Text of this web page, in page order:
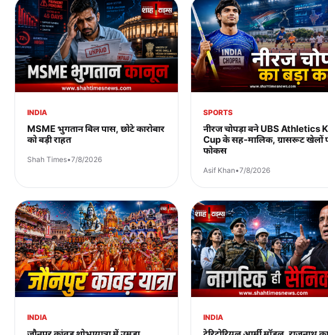
INDIA
MSME भुगतान बिल पास, छोटे कारोबार
को बड़ी राहत
Shah Times•7/8/2026
SPORTS
नीरज चोपड़ा बने UBS Athletics
Cup के सह-मालिक, ग्रासरूट खेलों
फोकस
Asif Khan•7/8/2026
INDIA INDIA